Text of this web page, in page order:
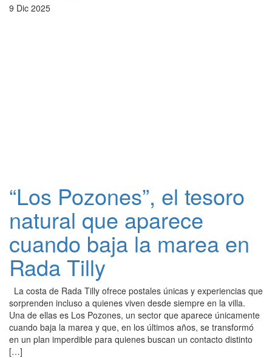
9 Dic 2025
“Los Pozones”, el tesoro
natural que aparece
cuando baja la marea en
Rada Tilly
La costa de Rada Tilly ofrece postales únicas y experiencias que
sorprenden incluso a quienes viven desde siempre en la villa.
Una de ellas es Los Pozones, un sector que aparece únicamente
cuando baja la marea y que, en los últimos años, se transformó
en un plan imperdible para quienes buscan un contacto distinto
[…]